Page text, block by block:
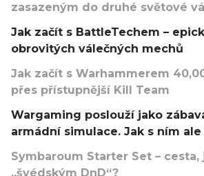
zasazeným do druhé světové
Jak začít s BattleTechem –
obrovitých válečných mechů
Jak začít s Warhammerem
přes přístupnější Kill Team
Wargaming poslouží jako
armádní simulace. Jak s ním ale
Symbaroum Starter Set – cesta,
„švédským DnD“?